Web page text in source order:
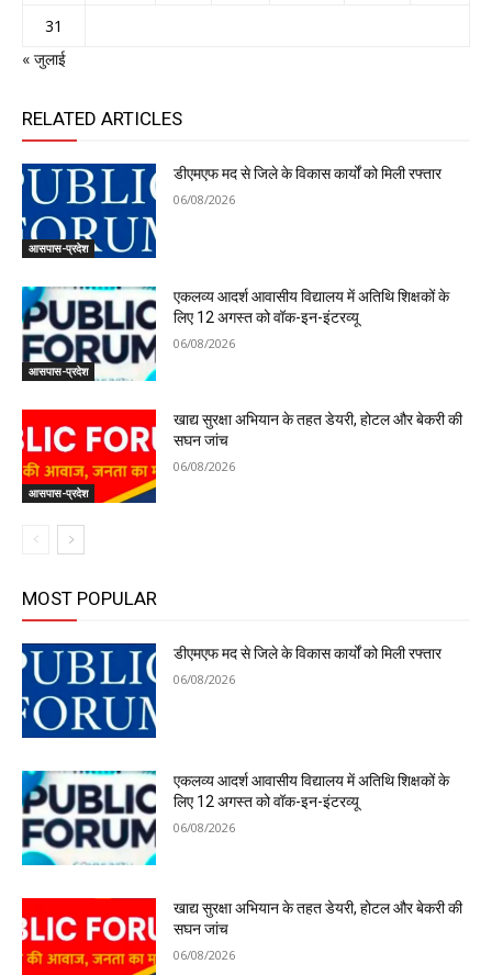
31
« जुलाई
RELATED ARTICLES
आसपास-प्रदेश
डीएमएफ मद से जिले के विकास कार्यों को मिली रफ्तार
06/08/2026
आसपास-प्रदेश
एकलव्य आदर्श आवासीय विद्यालय में अतिथि शिक्षकों के
लिए 12 अगस्त को वॉक-इन-इंटरव्यू
06/08/2026
आसपास-प्रदेश
खाद्य सुरक्षा अभियान के तहत डेयरी, होटल और बेकरी की
सघन जांच
06/08/2026
MOST POPULAR
डीएमएफ मद से जिले के विकास कार्यों को मिली रफ्तार
06/08/2026
एकलव्य आदर्श आवासीय विद्यालय में अतिथि शिक्षकों के
लिए 12 अगस्त को वॉक-इन-इंटरव्यू
06/08/2026
खाद्य सुरक्षा अभियान के तहत डेयरी, होटल और बेकरी की
सघन जांच
06/08/2026